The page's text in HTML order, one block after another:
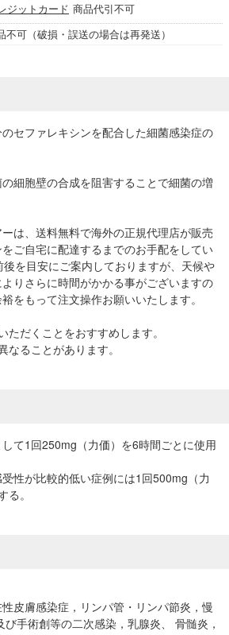
ジットカード 商品代引不可
不可（破損・誤送の場合は再発送）
セファレキシンを配合した細菌感染症の
細胞壁の合成を阻害することで細菌の増
は、送料無料で海外の正規代理店が販売
ご自宅に配達するまでのお手配をしてい
を目安にご案内しておりますが、天候や
りさらに時間がかかる事がございますの
をもって注文操作お願いいたします。
だくことをおすすめします。
ることがあります。
て1回250mg（力価）を6時間ごとに使用
性が比較的低い症例には1回500mg（力
。
皮膚感染症，リンパ管・リンパ節炎，慢
手術創等の二次感染，乳腺炎、 骨髄炎，